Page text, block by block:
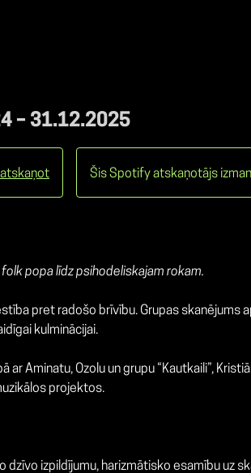
– 31.12.2025
Šis Spotify atskaņotājs
popa līdz psihodeliskajam rokam.
pret radošo brīvību. Grupas skanējums
kulminācijai.
Aminatu, Ozolu un grupu “Kautkaili”,
projektos.
dzīvo izpildījumu, harizmātisko esamību uz